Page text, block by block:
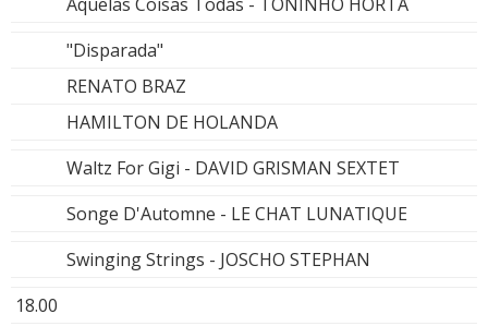
Aquelas Coisas Todas - TONINHO HORTA
"Disparada"
RENATO BRAZ
HAMILTON DE HOLANDA
Waltz For Gigi - DAVID GRISMAN SEXTET
Songe D'Automne - LE CHAT LUNATIQUE
Swinging Strings - JOSCHO STEPHAN
18.00